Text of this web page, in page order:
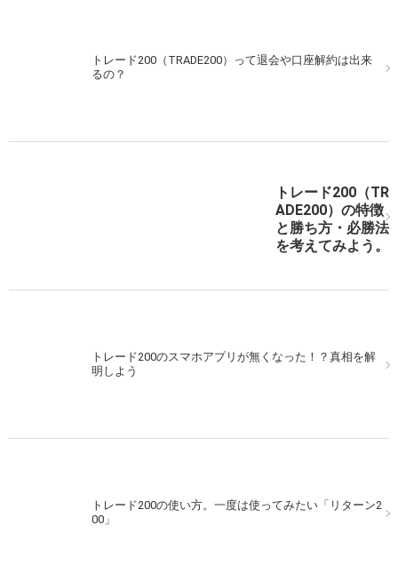
トレード200（TRADE200）って退会や口座解約は出来
るの？
トレード200（TR
ADE200）の特徴
と勝ち方・必勝法
を考えてみよう。
トレード200のスマホアプリが無くなった！？真相を解
明しよう
トレード200の使い方。一度は使ってみたい「リターン2
00」
トレード200（TRADE200）で実戦取引！勝ちに行くそ
の心意気！
トレード200（TRADE200）で実戦取引！200%のペイア